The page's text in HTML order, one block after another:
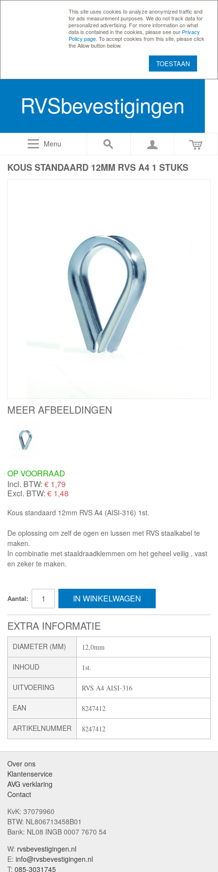
This site uses cookies to analyze anonymized traffic and
for ads measurement purposes. We do not track data for
personalized advertising. For more information on what
data is contained in the cookies, please see our Privacy
Policy page . To accept cookies from this site, please click
the Allow button below.
TOESTAAN
RVSbevestigingen
Menu
KOUS STANDAARD 12MM RVS A4 1 STUKS
MEER AFBEELDINGEN
OP VOORRAAD
Incl. BTW: € 1,79
Excl. BTW: € 1,48
Kous standaard 12mm RVS A4 (AISI-316) 1st.
De oplossing om zelf de ogen en lussen met RVS staalkabel te
maken.
In combinatie met staaldraadklemmen om het geheel veilig , vast
en zeker te maken.
Aantal: IN WINKELWAGEN
EXTRA INFORMATIE
DIAMETER (MM) 12,0mm
INHOUD 1st.
UITVOERING RVS A4 AISI-316
EAN 8247412
ARTIKELNUMMER 8247412
Over ons
Klantenservice
AVG verklaring
Contact
KvK: 37079960
BTW: NL806713458B01
Bank: NL08 INGB 0007 7670 54
W: rvsbevestigingen.nl
E: info@rvsbevestigingen.nl
T: 085-3031745